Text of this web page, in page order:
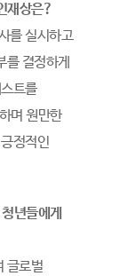
재상은?
를 실시하고
결정하게
트를
며 원만한
정적인
년들에게
글로벌